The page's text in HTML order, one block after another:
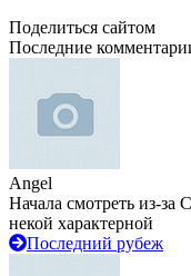
Поделиться сайтом
Последние
Angel
Начала смотреть из-за
некой характерной
Последний рубеж